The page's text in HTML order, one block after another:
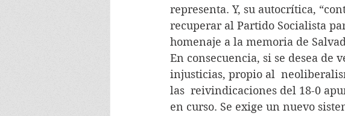
representa. Y, su autocrítica,
recuperar al Partido Socialista
homenaje a la memoria de
En consecuencia, si se desea de
injusticias, propio al
las  reivindicaciones del 18-0
en curso. Se exige un nuevo